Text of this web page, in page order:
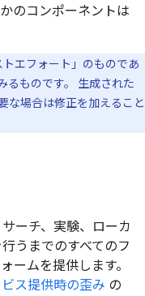
のコンポーネントは
エフォート」のものであ
るものです。 生成された
な場合は修正を加えること
ーチ、実験、ローカ
うまでのすべてのフ
ームを提供します。
ス提供時の歪み の